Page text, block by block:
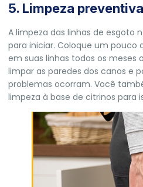
5. Limpeza preventiva
A limpeza das linhas de esgoto
para iniciar. Coloque um pouco
em suas linhas todos os meses
limpar as paredes dos canos e
problemas ocorram. Você
limpeza à base de citrinos para